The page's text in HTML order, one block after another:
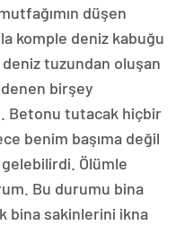
düşen
komple deniz kabuğu
tuzundan oluşan
birşey
Betonu tutacak hiçbir
benim başıma değil
Ölümle
Bu durumu bina
bina sakinlerini ikna